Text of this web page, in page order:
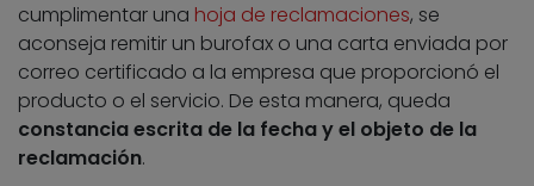
cumplimentar una hoja de reclamaciones, se
aconseja remitir un burofax o una carta enviada por
correo certificado a la empresa que proporcionó el
producto o el servicio. De esta manera, queda
constancia escrita de la fecha y el objeto de la
reclamación.